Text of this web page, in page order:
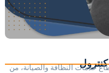
خدمات النظافة والصيانة، من